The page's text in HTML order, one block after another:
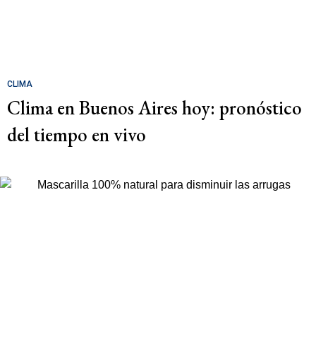
CLIMA
Clima en Buenos Aires hoy: pronóstico
del tiempo en vivo